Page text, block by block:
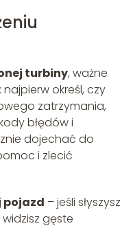
turbiny, ważne
określ, czy
zatrzymania,
błędów i
dojechać do
i zlecić
– jeśli słyszysz
gęste